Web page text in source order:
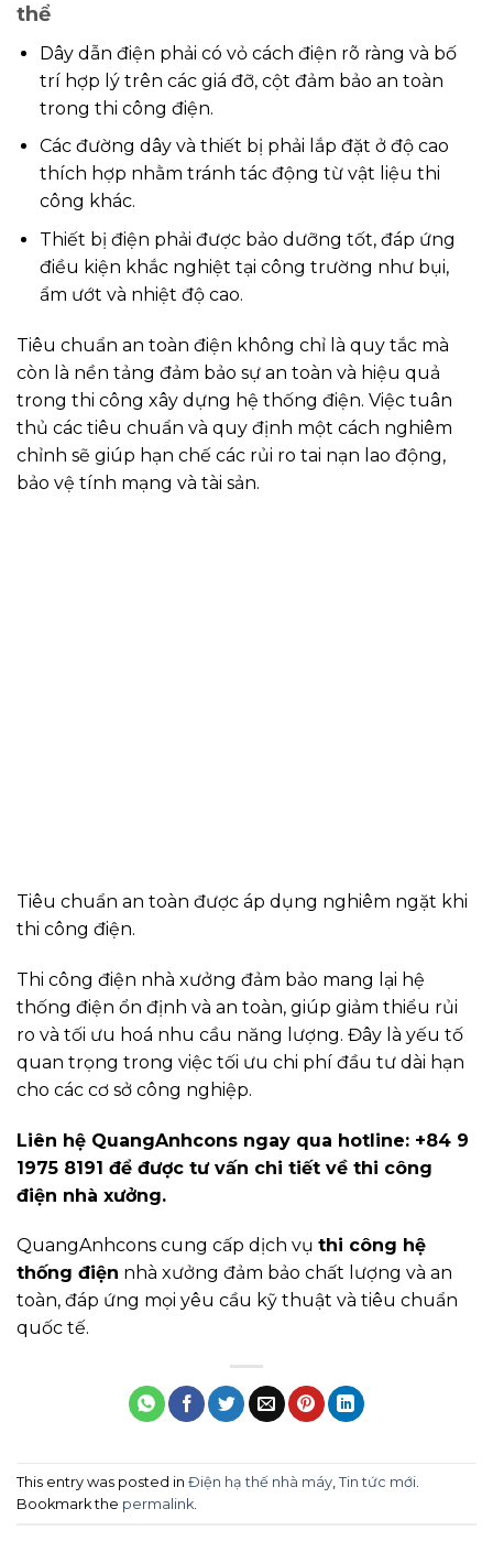
thể
Dây dẫn điện phải có vỏ cách điện rõ ràng và bố
trí hợp lý trên các giá đỡ, cột đảm bảo an toàn
trong thi công điện.
Các đường dây và thiết bị phải lắp đặt ở độ cao
thích hợp nhằm tránh tác động từ vật liệu thi
công khác.
Thiết bị điện phải được bảo dưỡng tốt, đáp ứng
điều kiện khắc nghiệt tại công trường như bụi,
ẩm ướt và nhiệt độ cao.
Tiêu chuẩn an toàn điện không chỉ là quy tắc mà
còn là nền tảng đảm bảo sự an toàn và hiệu quả
trong thi công xây dựng hệ thống điện. Việc tuân
thủ các tiêu chuẩn và quy định một cách nghiêm
chỉnh sẽ giúp hạn chế các rủi ro tai nạn lao động,
bảo vệ tính mạng và tài sản.
Tiêu chuẩn an toàn được áp dụng nghiêm ngặt khi
thi công điện.
Thi công điện nhà xưởng đảm bảo mang lại hệ
thống điện ổn định và an toàn, giúp giảm thiểu rủi
ro và tối ưu hoá nhu cầu năng lượng. Đây là yếu tố
quan trọng trong việc tối ưu chi phí đầu tư dài hạn
cho các cơ sở công nghiệp.
Liên hệ QuangAnhcons ngay qua hotline: +84 9
1975 8191 để được tư vấn chi tiết về thi công
điện nhà xưởng.
QuangAnhcons cung cấp dịch vụ thi công hệ
thống điện nhà xưởng đảm bảo chất lượng và an
toàn, đáp ứng mọi yêu cầu kỹ thuật và tiêu chuẩn
quốc tế.
This entry was posted in Điện hạ thế nhà máy Tin tức mới
Bookmark the permalink